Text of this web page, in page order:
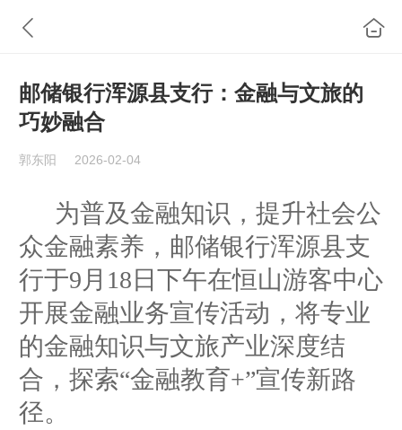
邮储银行浑源县支行：金融与文旅的
巧妙融合
郭东阳 2026-02-04
为普及金融知识，提升社会公
众金融素养 ， 邮储银行浑源县支
行于9月18日下午在恒山游客中心
开展金融业务宣传活动 ，将专业
的金融知识与文旅产业深度结
合，探索“金融教育+”宣传新路
径。